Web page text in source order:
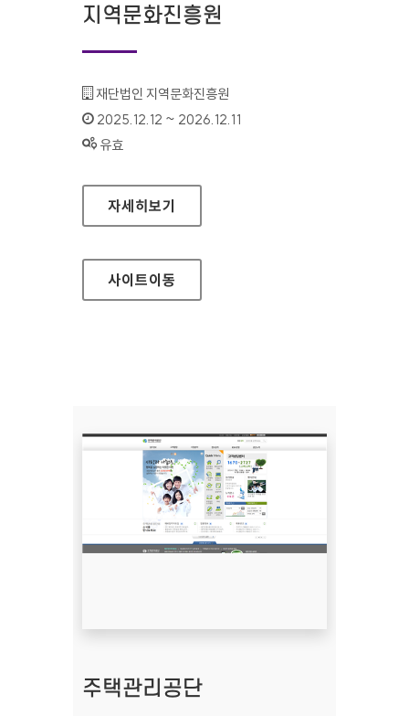
지역문화진흥원
기관명 :
재단법인 지역문화진흥원
인증기간 :
2025.12.12 ~ 2026.12.11
상태 :
유효
지역문화진흥원
자세히보기
사이트이동
주택관리공단